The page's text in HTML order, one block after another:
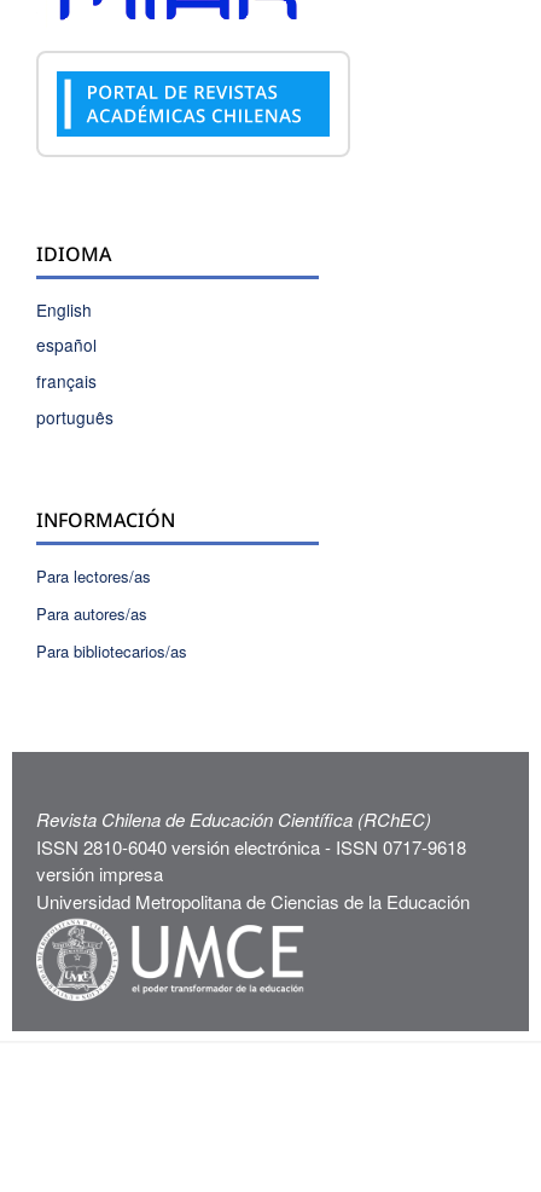
IDIOMA
English
español
français
português
INFORMACIÓN
Para lectores/as
Para autores/as
Para bibliotecarios/as
Revista Chilena de Educación Científica (RChEC)
ISSN 2810-6040 versión electrónica - ISSN 0717-9618
versión impresa
Universidad Metropolitana de Ciencias de la Educación